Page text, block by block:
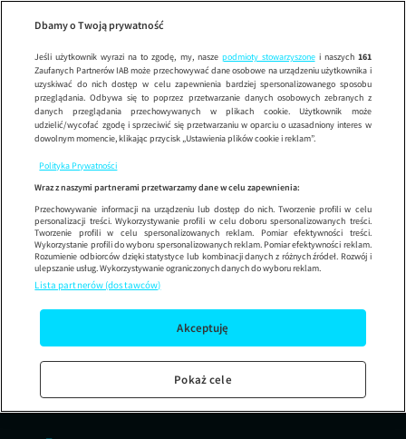
Wypróbuj aplikację mobilną
Korzystaj z łatwiejszej nawigacji i ciesz się szybszym
Dbamy o Twoją prywatność
Jeśli użytkownik wyrazi na to zgodę, my, nasze podmioty stowarzyszonei naszych 161
Zaufanych Partnerów IAB może przechowywać dane osobowe na urządzeniu użytkownika i
uzyskiwać do nich dostęp w celu zapewnienia bardziej spersonalizowanego sposobu
przeglądania. Odbywa się to poprzez przetwarzanie danych osobowych zebranych z
danych przeglądania przechowywanych w plikach cookie. Użytkownik może
udzielić/wycofać zgodę i sprzeciwić się przetwarzaniu w oparciu o uzasadniony interes w
dowolnym momencie, klikając przycisk „Ustawienia plików cookie i reklam”.
Polityka Prywatności
Wraz z naszymi partnerami przetwarzamy dane w celu zapewnienia:
Przechowywanie informacji na urządzeniu lub dostęp do nich. Tworzenie profili w celu
personalizacji treści. Wykorzystywanie profili w celu doboru spersonalizowanych treści.
Tworzenie profili w celu spersonalizowanych reklam. Pomiar efektywności treści.
Wykorzystanie profili do wyboru spersonalizowanych reklam. Pomiar efektywności reklam.
Rozumienie odbiorców dzięki statystyce lub kombinacji danych z różnych źródeł. Rozwój i
ulepszanie usług. Wykorzystywanie ograniczonych danych do wyboru reklam.
Lista partnerów (dostawców)
Akceptuję
Pokaż cele